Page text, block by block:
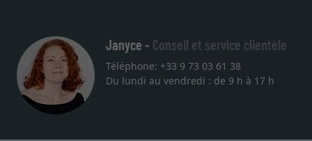
Janyce - Conseil et service clientèle
Téléphone: +33 9 73 03 61 38
Du lundi au vendredi : de 9 h à 17 h